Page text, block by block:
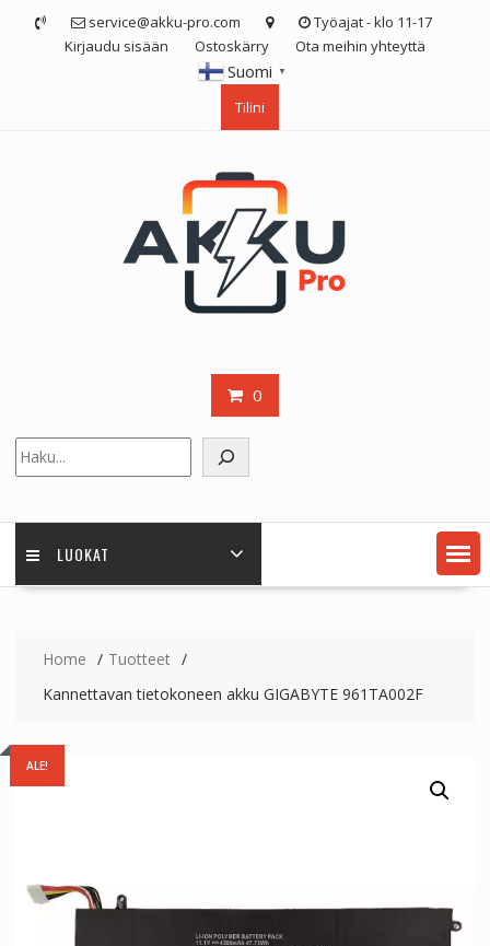
service@akku-pro.com
Työajat - klo 11-17
Kirjaudu sisään
Ostoskärry Ota meihin yhteyttä
Suomi ▼
Tilini
0
LUOKAT
Home
Tuotteet
Kannettavan tietokoneen akku GIGABYTE 961TA002F
ALE!